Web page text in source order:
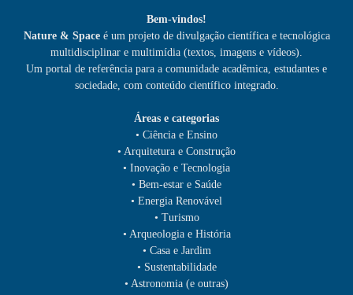
Bem-vindos!
Nature & Spaceé um projeto de divulgação científica e tecnológica
multidisciplinar e multimídia (textos, imagens e vídeos).
Um portal de referência para a comunidade acadêmica, estudantes e
sociedade, com conteúdo científico integrado.
Áreas e categorias
• Ciência e Ensino
• Arquitetura e Construção
• Inovação e Tecnologia
• Bem-estar e Saúde
• Energia Renovável
• Turismo
• Arqueologia e História
• Casa e Jardim
• Sustentabilidade
• Astronomia (e outras)